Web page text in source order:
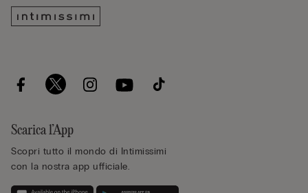
Scarica l’App
Scopri tutto il mondo di Intimissimi
con la nostra app ufficiale.